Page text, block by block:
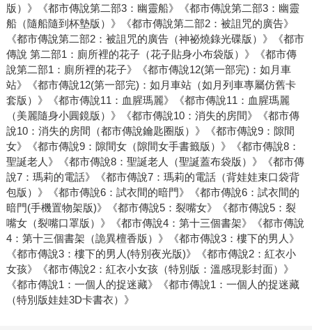
版）》《都市傳說第二部3：幽靈船》《都市傳說第二部3：幽靈
船（隨船隨到杯墊版）》《都市傳說第二部2：被詛咒的廣告》
《都市傳說第二部2：被詛咒的廣告（神祕燒錄光碟版）》《都市
傳說 第二部1：廁所裡的花子（花子貼身小布袋版）》《都市傳
說第二部1：廁所裡的花子》《都市傳說12(第一部完)：如月車
站》《都市傳說12(第一部完)：如月車站（如月列車專屬仿舊卡
套版）》《都市傳說11：血腥瑪麗》《都市傳說11：血腥瑪麗
（美麗隨身小圓鏡版）》《都市傳說10：消失的房間》《都市傳
說10：消失的房間（都市傳說鑰匙圈版）》《都市傳說9：隙間
女》《都市傳說9：隙間女（隙間女手書籤版）》《都市傳說8：
聖誕老人》《都市傳說8：聖誕老人（聖誕蓋布袋版）》《都市傳
說7：瑪莉的電話》《都市傳說7：瑪莉的電話（背娃娃束口袋背
包版）》《都市傳說6：試衣間的暗門》《都市傳說6：試衣間的
暗門(手機置物架版)》《都市傳說5：裂嘴女》《都市傳說5：裂
嘴女（裂嘴口罩版）》《都市傳說4：第十三個書架》《都市傳說
4：第十三個書架（詭異檀香版）》《都市傳說3：樓下的男人》
《都市傳說3：樓下的男人(特別夜光版)》《都市傳說2：紅衣小
女孩》《都市傳說2：紅衣小女孩（特別版：溫感現影封面）》
《都市傳說1：一個人的捉迷藏》《都市傳說1：一個人的捉迷藏
（特別版娃娃3D卡書衣）》